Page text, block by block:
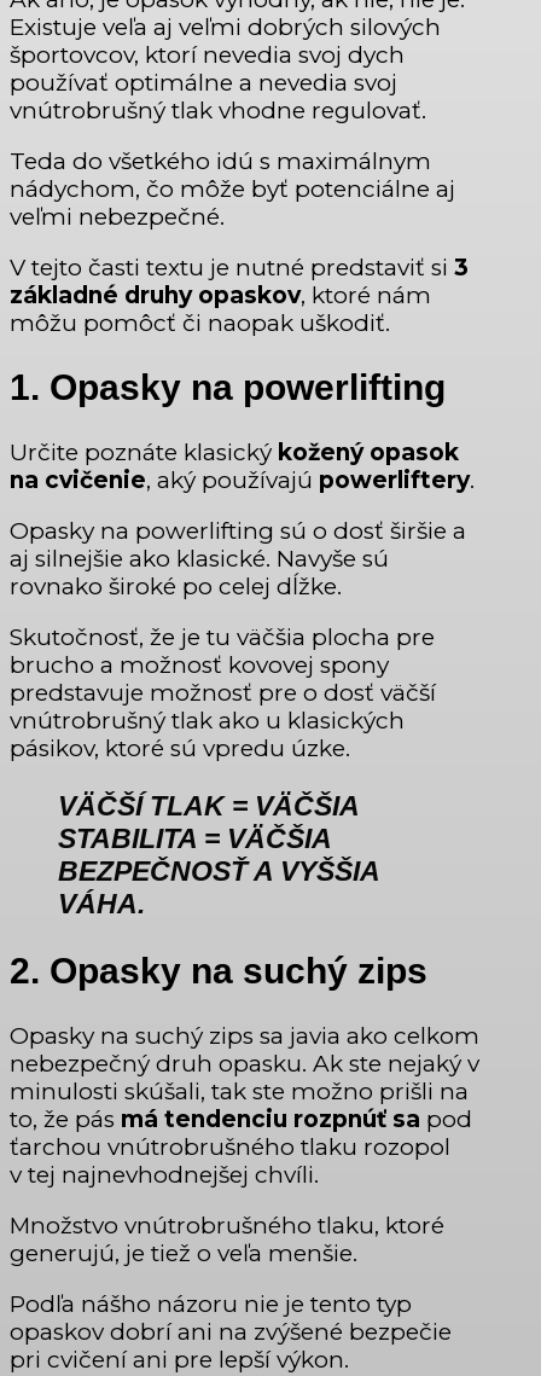
Existuje veľa aj veľmi dobrých silových
športovcov, ktorí nevedia svoj dych
používať optimálne a nevedia svoj
vnútrobrušný tlak vhodne regulovať.
Teda do všetkého idú s maximálnym
nádychom, čo môže byť potenciálne aj
veľmi nebezpečné.
V tejto časti textu je nutné predstaviť si 3
základné druhy opaskov, ktoré nám
môžu pomôcť či naopak uškodiť.
1. Opasky na powerlifting
Určite poznáte klasický kožený opasok
na cvičenie, aký používajú powerliftery.
Opasky na powerlifting sú o dosť širšie a
aj silnejšie ako klasické. Navyše sú
rovnako široké po celej dĺžke.
Skutočnosť, že je tu väčšia plocha pre
brucho a možnosť kovovej spony
predstavuje možnosť pre o dosť väčší
vnútrobrušný tlak ako u klasických
pásikov, ktoré sú vpredu úzke.
VÄČŠÍ TLAK = VÄČŠIA
STABILITA = VÄČŠIA
BEZPEČNOSŤA VYŠŠIA
VÁHA.
2. Opasky na suchý zips
Opasky na suchý zips sa javia ako celkom
nebezpečný druh opasku. Ak ste nejaký v
minulosti skúšali, tak ste možno prišli na
to, že pás má tendenciu rozpnúť sa pod
ťarchou vnútrobrušného tlaku rozopol
v tej najnevhodnejšej chvíli.
Množstvo vnútrobrušného tlaku, ktoré
generujú, je tiež o veľa menšie.
Podľa nášho názoru nie je tento typ
opaskov dobrí ani na zvýšené bezpečie
pri cvičení ani pre lepší výkon.